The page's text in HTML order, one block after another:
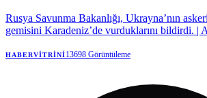
Rusya Savunma Bakanlığı, Ukrayna’nın
gemisini Karadeniz’de vurduklarını bildirdi. |
HABERVITRINI13698 Görüntüleme